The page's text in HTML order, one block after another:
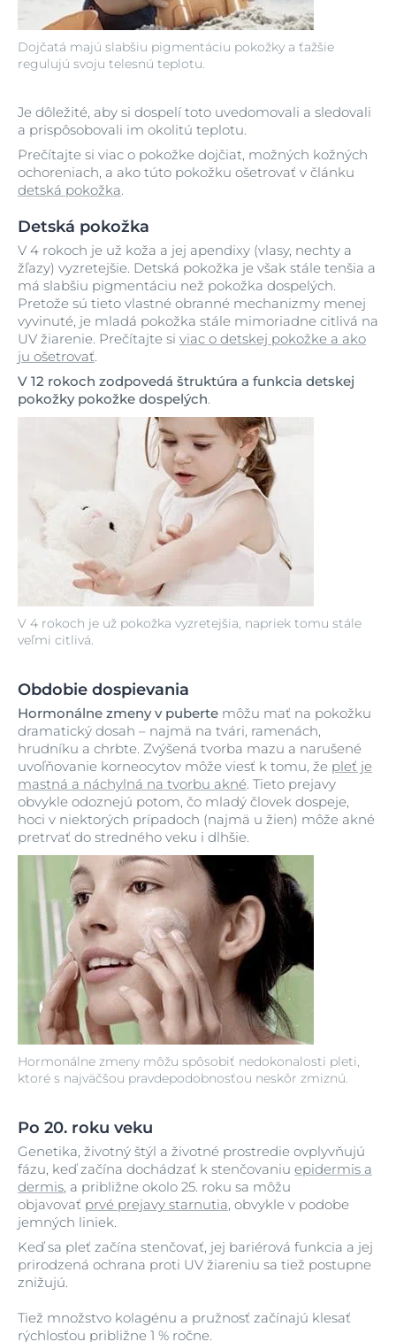
Dojčatá majú slabšiu pigmentáciu pokožky a ťažšie
regulujú svoju telesnú teplotu.
Je dôležité, aby si dospelí toto uvedomovali a sledovali
a prispôsobovali im okolitú teplotu.
Prečítajte si viac o pokožke dojčiat, možných kožných
ochoreniach, a ako túto pokožku ošetrovať v článku
detská pokožka.
Detská pokožka
V 4 rokoch je už pokožka vyzretejšia, napriek tomu stále
veľmi citlivá.
V 4 rokoch je už koža a jej apendixy (vlasy, nechty a
žľazy) vyzretejšie. Detská pokožka je však stále tenšia a
má slabšiu pigmentáciu než pokožka dospelých.
Pretože sú tieto vlastné obranné mechanizmy menej
vyvinuté, je mladá pokožka stále mimoriadne citlivá na
UV žiarenie. Prečítajte si viac o detskej pokožke a ako
ju ošetrovať.
V 12 rokoch zodpovedá štruktúra a funkcia detskej
pokožky pokožke dospelých.
Obdobie dospievania
Hormonálne zmeny môžu spôsobiť nedokonalosti pleti,
ktoré s najväčšou pravdepodobnosťou neskôr zmiznú.
Hormonálne zmeny v puberte môžu mať na pokožku
dramatický dosah – najmä na tvári, ramenách,
hrudníku a chrbte. Zvýšená tvorba mazu a narušené
uvoľňovanie korneocytov môže viesť k tomu, že pleť je
mastná a náchylná na tvorbu akné. Tieto prejavy
obvykle odoznejú potom, čo mladý človek dospeje,
hoci v niektorých prípadoch (najmä u žien) môže akné
pretrvať do stredného veku i dlhšie.
Po 20. roku veku
Genetika, životný štýl a životné prostredie ovplyvňujú
fázu, keď začína dochádzať k stenčovaniu epidermis a
dermis, a približne okolo 25. roku sa môžu
objavovať prvé prejavy starnutia, obvykle v podobe
jemných liniek.
Keď sa pleť začína stenčovať, jej bariérová funkcia a jej
prirodzená ochrana proti UV žiareniu sa tiež postupne
znižujú.
Tiež množstvo kolagénu a pružnosť začínajú klesať
rýchlosťou približne 1 % ročne.